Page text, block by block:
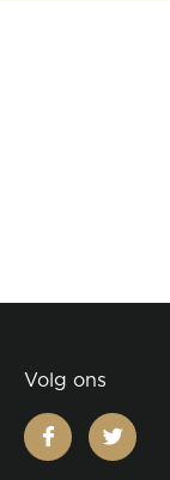
Volg ons
facebooktwitter